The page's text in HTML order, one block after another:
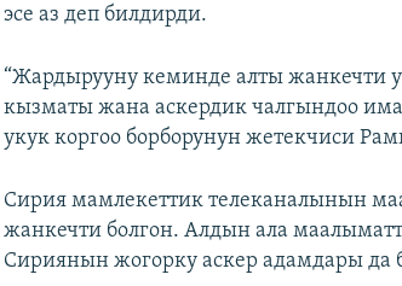
эсе аз деп билдирди.
“Жардырууну кеминде алты жанкечти
кызматы жана аскердик чалгындоо
укук коргоо борборунун жетекчиси
Сирия мамлекеттик телеканалынын
жанкечти болгон. Алдын ала
Сириянын жогорку аскер адамдары да